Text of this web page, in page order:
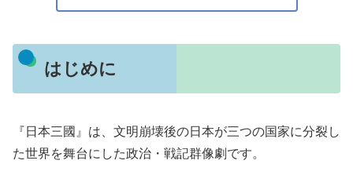
はじめに
『日本三國』は、文明崩壊後の日本が三つの国家に分裂し
た世界を舞台にした政治・戦記群像劇です。